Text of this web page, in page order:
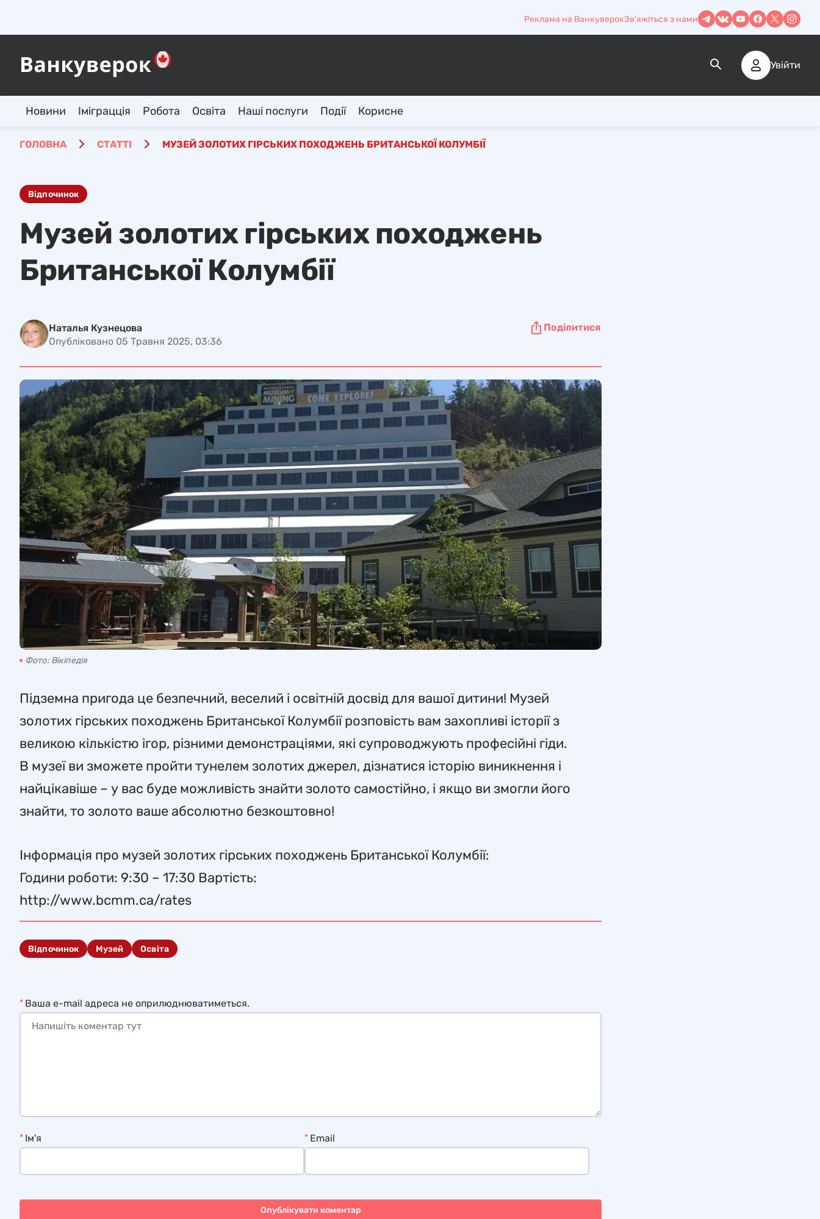
Реклама на ВанкуверокЗв'яжіться з нами
Увійти
Новини Іміграцція Робота Освіта Наші послуги Події Корисне
ГОЛОВНА СТАТТІ МУЗЕЙ ЗОЛОТИХ ГІРСЬКИХ ПОХОДЖЕНЬ БРИТАНСЬКОЇ КОЛУМБІЇ
Відпочинок
Музей золотих гірських походжень
Британської Колумбії
Наталья Кузнецова
Опубліковано 05 Травня 2025, 03:36
Поділитися
Фото: Вікіпедія
Підземна пригода це безпечний, веселий і освітній досвід для вашої дитини! Музей
золотих гірських походжень Британської Колумбії розповість вам захопливі історії з
великою кількістю ігор, різними демонстраціями, які супроводжують професійні гіди.
В музеї ви зможете пройти тунелем золотих джерел, дізнатися історію виникнення і
найцікавіше – у вас буде можливість знайти золото самостійно, і якщо ви змогли його
знайти, то золото ваше абсолютно безкоштовно!
Інформація про музей золотих гірських походжень Британської Колумбії:
Години роботи: 9:30 – 17:30 Вартість:
http://www.bcmm.ca/rates
Відпочинок Музей Освіта
Ваша e-mail адреса не оприлюднюватиметься.
*
Ім'я
* Email
*